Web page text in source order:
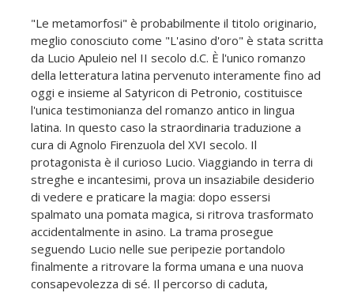
"Le metamorfosi" è probabilmente il titolo originario,
meglio conosciuto come "L'asino d'oro" è stata scritta
da Lucio Apuleio nel II secolo d.C. È l'unico romanzo
della letteratura latina pervenuto interamente fino ad
oggi e insieme al Satyricon di Petronio, costituisce
l'unica testimonianza del romanzo antico in lingua
latina. In questo caso la straordinaria traduzione a
cura di Agnolo Firenzuola del XVI secolo. Il
protagonista è il curioso Lucio. Viaggiando in terra di
streghe e incantesimi, prova un insaziabile desiderio
di vedere e praticare la magia: dopo essersi
spalmato una pomata magica, si ritrova trasformato
accidentalmente in asino. La trama prosegue
seguendo Lucio nelle sue peripezie portandolo
finalmente a ritrovare la forma umana e una nuova
consapevolezza di sé. Il percorso di caduta,